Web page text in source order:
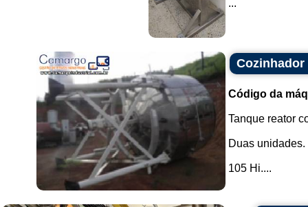
...
Cozinhador
Código da
Tanque reator
Duas unidades.
105 Hi....